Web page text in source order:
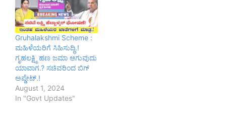
Gruhalakshmi Scheme :
ಮಹಿಳೆಯರಿಗೆ ಸಿಹಿಸುದ್ಧಿ.!
ಗೃಹಲಕ್ಷ್ಮಿ ಹಣ ಜಮಾ ಆಗುವುದು
ಯಾವಾಗ.? ಸಚಿವರಿಂದ ಬಿಗ್
ಅಪ್ಡೇಟ್.!
August 1, 2024
In "Govt Updates"